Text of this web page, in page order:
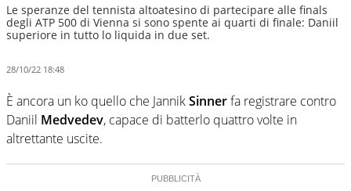
Le speranze del tennista altoatesino di partecipare alle finals
degli ATP 500 di Vienna si sono spente ai quarti di finale: Daniil
superiore in tutto lo liquida in due set.
28/10/22 18:48
È ancora un ko quello che JannikSinnerfa registrare contro
Daniil Medvedev, capace di batterlo quattro volte in
altrettante uscite.